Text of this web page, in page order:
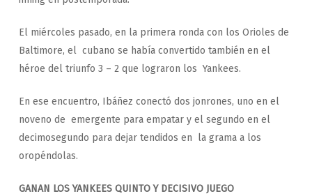
El miércoles pasado, en la primera ronda con los Orioles de
Baltimore, el cubano se había convertido también en el
héroe del triunfo 3 – 2 que lograron los Yankees.
En ese encuentro, Ibáñez conectó dos jonrones, uno en el
noveno de emergente para empatar y el segundo en el
decimosegundo para dejar tendidos en la grama a los
oropéndolas.
GANAN LOS YANKEES QUINTO Y DECISIVO JUEGO